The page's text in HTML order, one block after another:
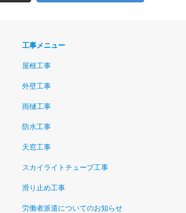
工事メニュー
屋根工事
外壁工事
雨樋工事
防水工事
天窓工事
スカイライトチューブ工事
滑り止め工事
労働者派遣についてのお知らせ